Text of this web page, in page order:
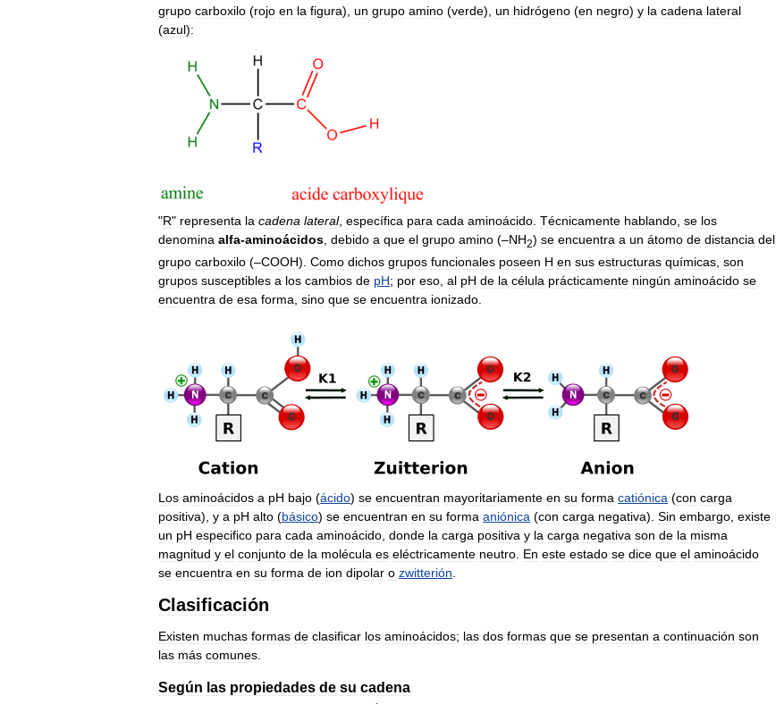
grupo carboxilo (rojo en la figura), un grupo amino (verde), un hidrógeno (en negro) y la cadena lateral
(azul):
"R" representa la cadena lateral, específica para cada aminoácido Técnicamente hablando se los
denomina alfa-aminoácidos debido a que el grupo amino (–NH2) se encuentra a un átomo de distancia del
grupo carboxilo (–COOH). Como dichos grupos funcionales poseen H en sus estructuras químicas son
grupos susceptibles a los cambios de pH; por eso al pH de la célula prácticamente ningún aminoácido se
encuentra de esa forma sino que se encuentra ionizado
Los aminoácidos a pH bajo (ácido) se encuentran mayoritariamente en su forma catiónica (con carga
positiva), y a pH alto (básico) se encuentran en su forma aniónica (con carga negativa). Sin embargo existe
un pH especifico para cada aminoácido donde la carga positiva y la carga negativa son de la misma
magnitud y el conjunto de la molécula es eléctricamente neutro En este estado se dice que el aminoácido
se encuentra en su forma de ion dipolar o zwitterión
Clasificación
Existen muchas formas de clasificar los aminoácidos; las dos formas que se presentan a continuación son
las más comunes
Según las propiedades de su cadena